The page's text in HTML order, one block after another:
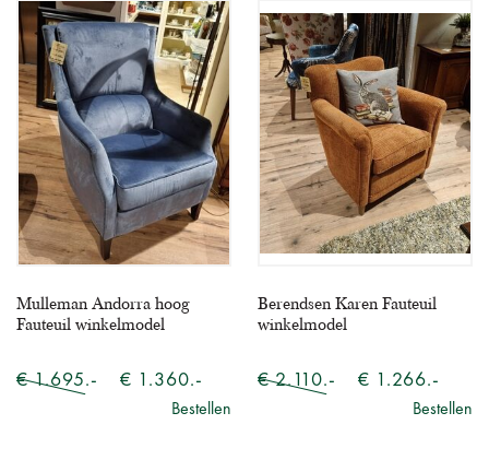
Mulleman Andorra hoog
Fauteuil winkelmodel
€ 1.695.- € 1.360.-
Bestellen
Berendsen Karen Fauteuil
winkelmodel
€ 2.110.- € 1.266.-
Bestellen